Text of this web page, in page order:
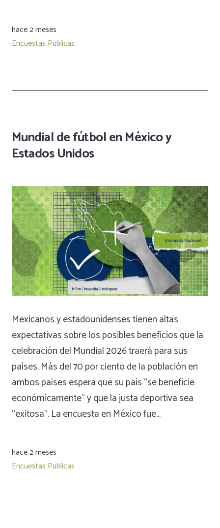
hace 2 meses
Encuestas Publicas
Mundial de fútbol en México y
Estados Unidos
Mexicanos y estadounidenses tienen altas
expectativas sobre los posibles beneficios que la
celebración del Mundial 2026 traerá para sus
países. Más del 70 por ciento de la población en
ambos países espera que su país “se beneficie
económicamente” y que la justa deportiva sea
“exitosa”. La encuesta en México fue…
hace 2 meses
Encuestas Publicas